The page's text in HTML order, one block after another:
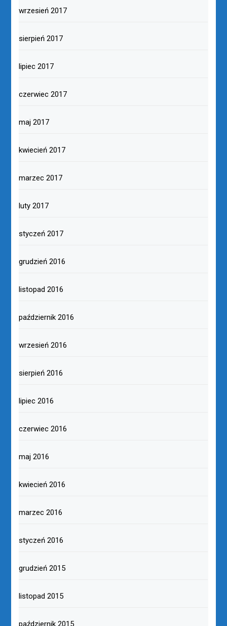
wrzesień 2017
sierpień 2017
lipiec 2017
czerwiec 2017
maj 2017
kwiecień 2017
marzec 2017
luty 2017
styczeń 2017
grudzień 2016
listopad 2016
październik 2016
wrzesień 2016
sierpień 2016
lipiec 2016
czerwiec 2016
maj 2016
kwiecień 2016
marzec 2016
styczeń 2016
grudzień 2015
listopad 2015
październik 2015